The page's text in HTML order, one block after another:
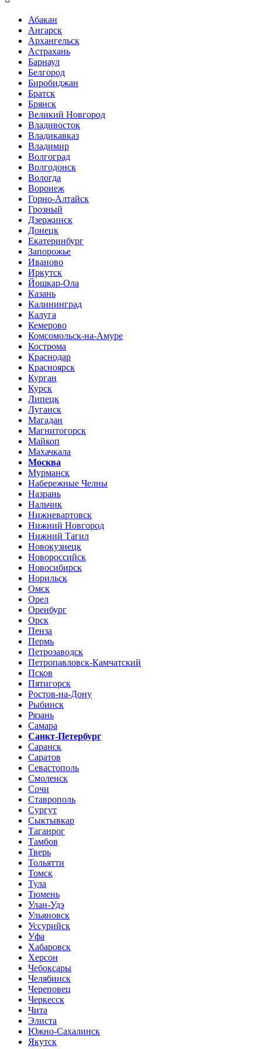
Абакан
Ангарск
Архангельск
Астрахань
Барнаул
Белгород
Биробиджан
Братск
Брянск
Великий Новгород
Владивосток
Владикавказ
Владимир
Волгоград
Волгодонск
Вологда
Воронеж
Горно-Алтайск
Грозный
Дзержинск
Донецк
Екатеринбург
Запорожье
Иваново
Иркутск
Йошкар-Ола
Казань
Калининград
Калуга
Кемерово
Комсомольск-на-Амуре
Кострома
Краснодар
Красноярск
Курган
Курск
Липецк
Луганск
Магадан
Магнитогорск
Майкоп
Махачкала
Москва
Мурманск
Набережные Челны
Назрань
Нальчик
Нижневартовск
Нижний Новгород
Нижний Тагил
Новокузнецк
Новороссийск
Новосибирск
Норильск
Омск
Орел
Оренбург
Орск
Пенза
Пермь
Петрозаводск
Петропавловск-Камчатский
Псков
Пятигорск
Ростов-на-Дону
Рыбинск
Рязань
Самара
Санкт-Петербург
Саранск
Саратов
Севастополь
Смоленск
Сочи
Ставрополь
Сургут
Сыктывкар
Таганрог
Тамбов
Тверь
Тольятти
Томск
Тула
Тюмень
Улан-Удэ
Ульяновск
Уссурийск
Уфа
Хабаровск
Херсон
Чебоксары
Челябинск
Череповец
Черкесск
Чита
Элиста
Южно-Сахалинск
Якутск